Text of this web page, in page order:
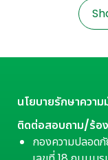
นโยบายรักษาควา
ติดต่อสอบถาม/ร้อ
กองความปลอด